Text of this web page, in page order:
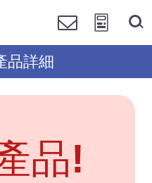
品詳細
品!